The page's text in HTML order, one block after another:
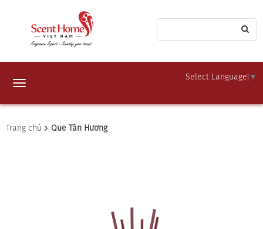
Select Language ▼
Toggle
Trang chủ Que Tán Hương